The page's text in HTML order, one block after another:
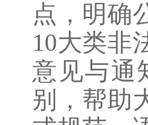
点，明确
10大类非
意见与通
别，帮助